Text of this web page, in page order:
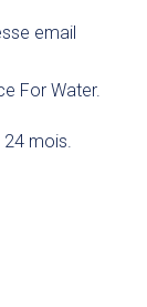
email
For Water.
mois.